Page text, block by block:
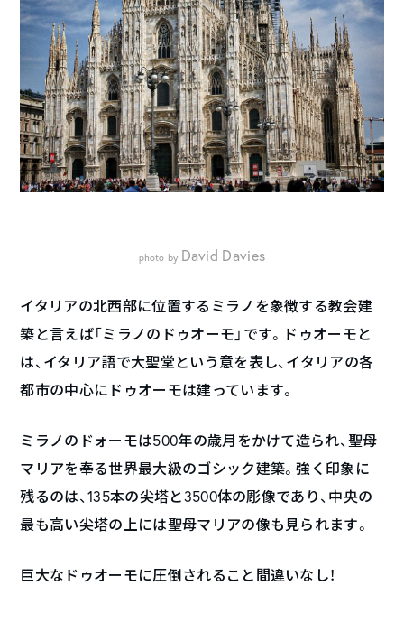
photo by David Davies
イタリアの北西部に位置するミラノを象徴する教会建
築と言えば「ミラノのドゥオーモ」です。ドゥオーモと
は、イタリア語で大聖堂という意を表し、イタリアの各
都市の中心にドゥオーモは建っています。
ミラノのドォーモは500年の歳月をかけて造られ、聖母
マリアを奉る世界最大級のゴシック建築。強く印象に
残るのは、135本の尖塔と3500体の彫像であり、中央の
最も高い尖塔の上には聖母マリアの像も見られます。
巨大なドゥオーモに圧倒されること間違いなし！